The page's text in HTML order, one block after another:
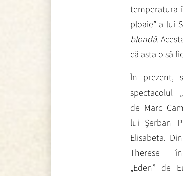
temperatura
ploaie” a lui
blondă.
că asta o să
În prezent,
spectacolul
de Marc
lui Şerban
Elisabeta.
Therese
„Eden” de